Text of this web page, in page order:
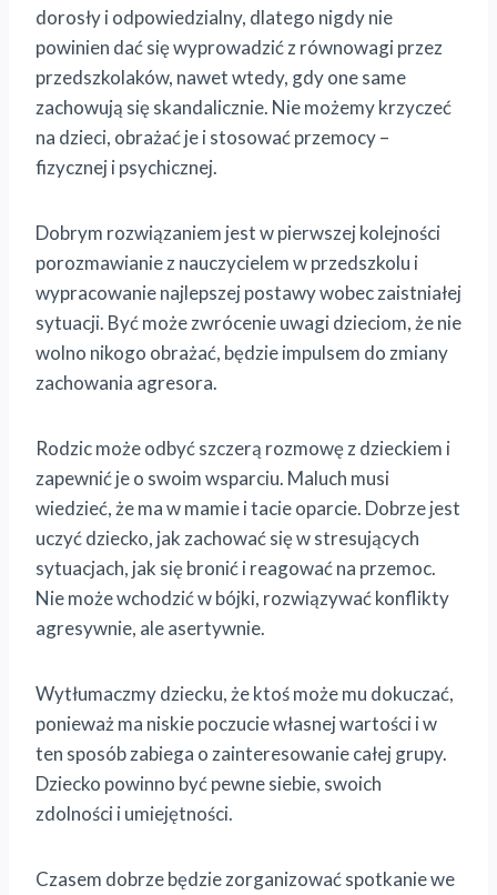
dorosły i odpowiedzialny, dlatego nigdy nie
powinien dać się wyprowadzić z równowagi przez
przedszkolaków, nawet wtedy, gdy one same
zachowują się skandalicznie. Nie możemy krzyczeć
na dzieci, obrażać je i stosować przemocy –
fizycznej i psychicznej.
Dobrym rozwiązaniem jest w pierwszej kolejności
porozmawianie z nauczycielem w przedszkolu i
wypracowanie najlepszej postawy wobec zaistniałej
sytuacji. Być może zwrócenie uwagi dzieciom, że nie
wolno nikogo obrażać, będzie impulsem do zmiany
zachowania agresora.
Rodzic może odbyć szczerą rozmowę z dzieckiem i
zapewnić je o swoim wsparciu. Maluch musi
wiedzieć, że ma w mamie i tacie oparcie. Dobrze jest
uczyć dziecko, jak zachować się w stresujących
sytuacjach, jak się bronić i reagować na przemoc.
Nie może wchodzić w bójki, rozwiązywać konflikty
agresywnie, ale asertywnie.
Wytłumaczmy dziecku, że ktoś może mu dokuczać,
ponieważ ma niskie poczucie własnej wartości i w
ten sposób zabiega o zainteresowanie całej grupy.
Dziecko powinno być pewne siebie, swoich
zdolności i umiejętności.
Czasem dobrze będzie zorganizować spotkanie we